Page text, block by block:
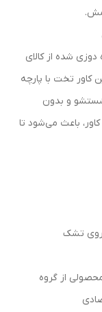
شده از کالای
کاور تخت با پارچه
و بدون
باعث می‌شود تا
روی تشک
از گروه